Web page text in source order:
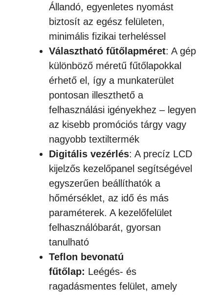
Állandó, egyenletes nyomást
biztosít az egész felületen,
minimális fizikai terheléssel
Választható fűtőlapméret: A gép
különböző méretű fűtőlapokkal
érhető el, így a munkaterület
pontosan illeszthető a
felhasználási igényekhez – legyen
az kisebb promóciós tárgy vagy
nagyobb textiltermék
Digitális vezérlés: A precíz LCD
kijelzős kezelőpanel segítségével
egyszerűen beállíthatók a
hőmérséklet, az idő és más
paraméterek. A kezelőfelület
felhasználóbarát, gyorsan
tanulható
Teflon bevonatú
fűtőlap: Leégés- és
ragadásmentes felület, amely